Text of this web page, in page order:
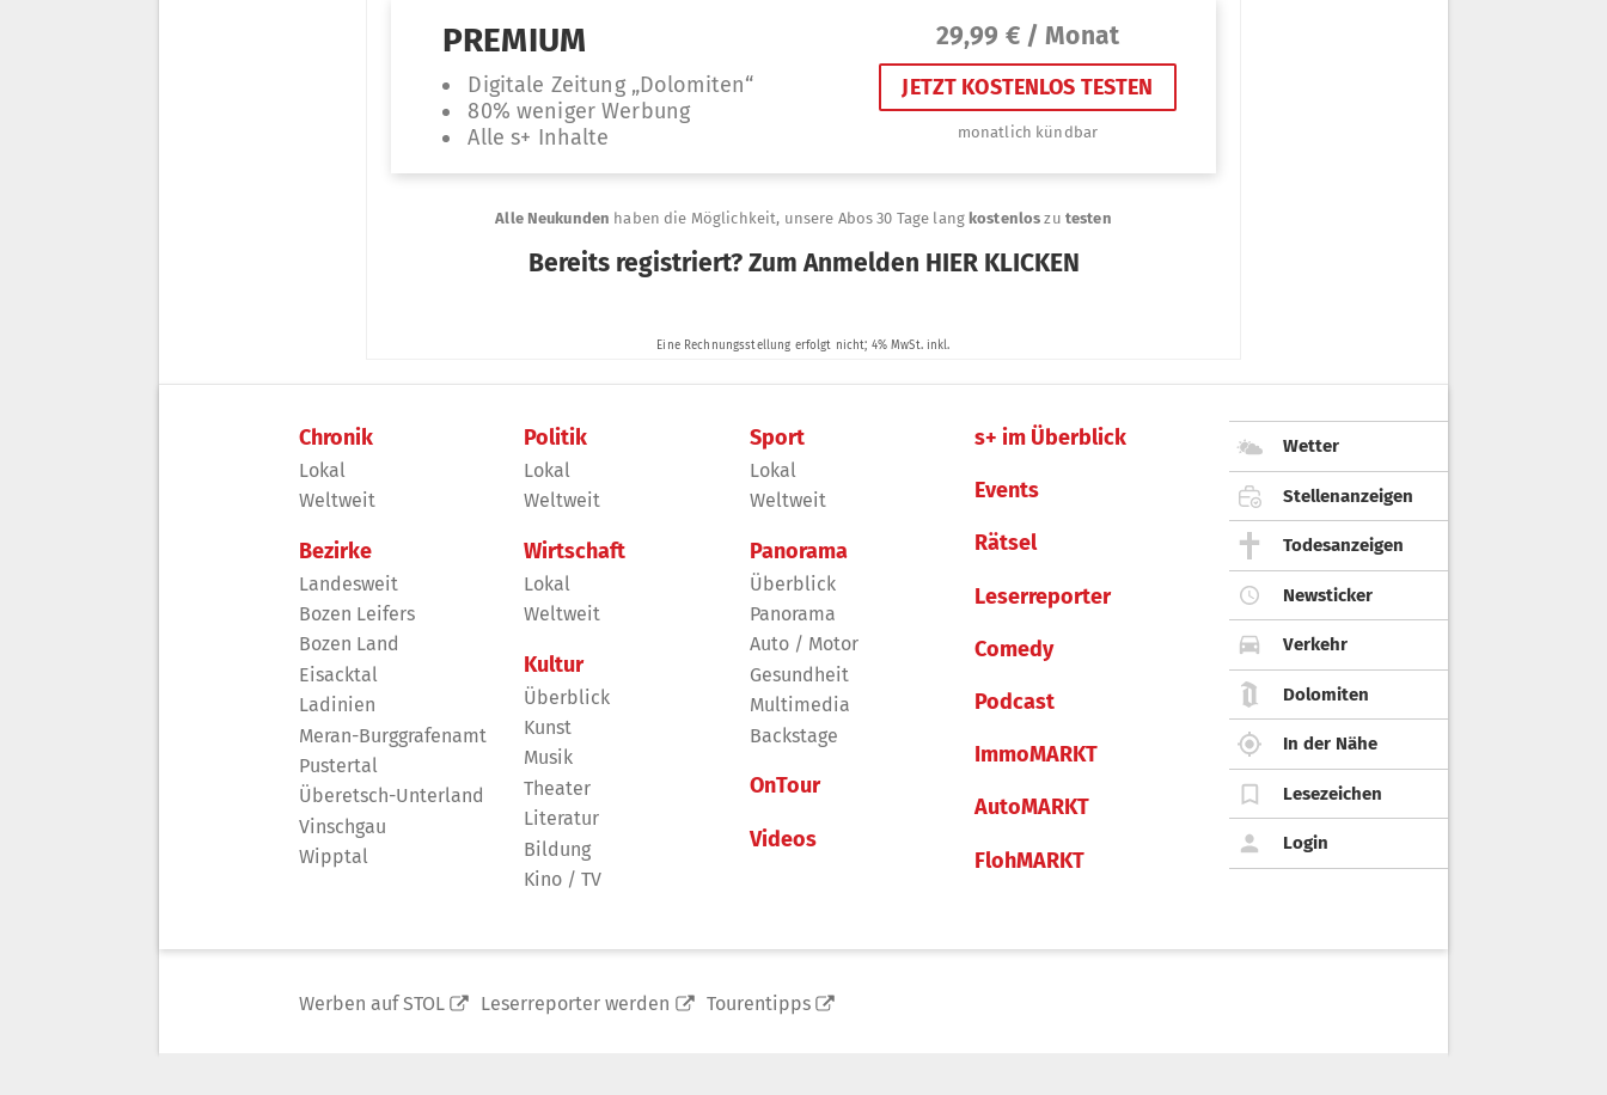
Chronik
Lokal
Weltweit
Bezirke
Landesweit
Bozen Leifers
Bozen Land
Eisacktal
Ladinien
Meran-Burggrafenamt
Pustertal
Überetsch-Unterland
Vinschgau
Wipptal
Politik
Lokal
Weltweit
Wirtschaft
Lokal
Weltweit
Kultur
Überblick
Kunst
Musik
Theater
Literatur
Bildung
Kino / TV
Sport
Lokal
Weltweit
Panorama
Überblick
Panorama
Auto / Motor
Gesundheit
Multimedia
Backstage
OnTour
Videos
s+ im Überblick
Events
Rätsel
Leserreporter
Comedy
Podcast
ImmoMARKT
AutoMARKT
FlohMARKT
Wetter
Stellenanzeigen
Todesanzeigen
Newsticker
Verkehr
Dolomiten
In der Nähe
Lesezeichen
Login
Werben auf STOL Leserreporter werden Tourentipps